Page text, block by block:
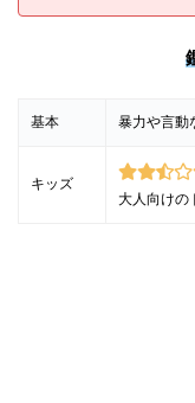
基本 暴力や言動
キッズ
大人向けの